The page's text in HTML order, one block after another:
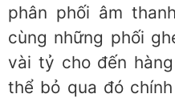
phân phối âm
cùng những phối
vài tỷ cho đến
thể bỏ qua đó